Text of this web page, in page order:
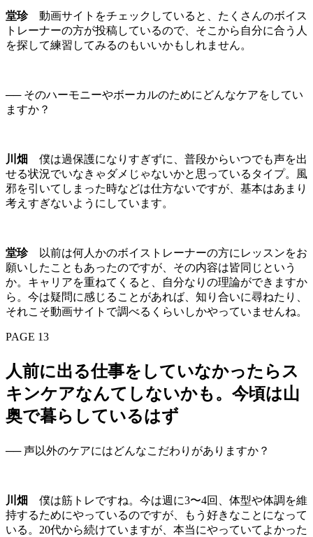
堂珍動画サイトをチェックしていると、たくさんのボイス
トレーナーの方が投稿しているので、そこから自分に合う人
を探して練習してみるのもいいかもしれません。
── そのハーモニーやボーカルのためにどんなケアをしてい
ますか？
川畑
僕は過保護になりすぎずに、普段からいつでも声を出
せる状況でいなきゃダメじゃないかと思っているタイプ。風
邪を引いてしまった時などは仕方ないですが、基本はあまり
考えすぎないようにしています。
堂珍以前は何人かのボイストレーナーの方にレッスンをお
願いしたこともあったのですが、その内容は皆同じという
か。キャリアを重ねてくると、自分なりの理論ができますか
ら。今は疑問に感じることがあれば、知り合いに尋ねたり、
それこそ動画サイトで調べるくらいしかやっていませんね。
PAGE 13
人前に出る仕事をしていなかったらス
キンケアなんてしないかも。今頃は山
奥で暮らしているはず
── 声以外のケアにはどんなこだわりがありますか？
川畑
僕は筋トレですね。今は週に3〜4回、体型や体調を維
持するためにやっているのですが、もう好きなことになって
いる。20代から続けていますが、本当にやっていてよかった